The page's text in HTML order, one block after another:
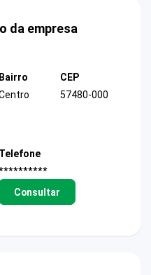
da empresa
Bairro
CEP
57480-000
Telefone
Consultar